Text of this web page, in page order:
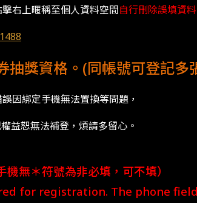
右上暱稱至個人資料空間自行刪除誤填資料
抽獎資格。(同帳號可登記多
因綁定手機無法置換等問題，
益恕無法補登，煩請多留心。
無＊符號為非必填，可不填）
for registration. The phone